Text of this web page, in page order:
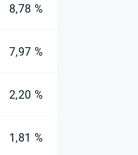
8,78 %
7,97 %
2,20 %
1,81 %